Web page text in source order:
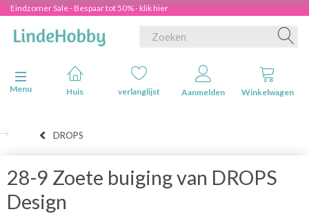
Eindzomer Sale - Bespaar tot 50% - klik hier
Navigatie in-/uitschakelen
Menu
Huis verlanglijst Aanmelden Winkelwagen
DROPS
28-9 Zoete buiging van DROPS
Design